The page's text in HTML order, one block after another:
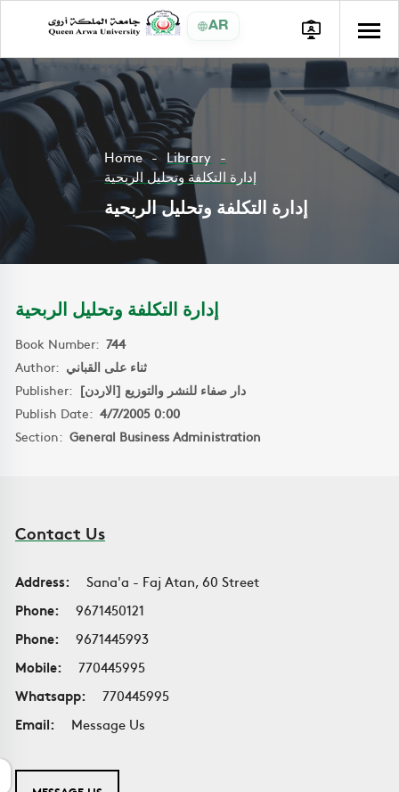
AR
Home
Library
إدارة التكلفة وتحليل الربحية
إدارة التكلفة وتحليل الربحية
إدارة التكلفة وتحليل الربحية
Book Number: 744
Author: ثناء على القباني
Publisher: دار صفاء للنشر والتوزيع [الاردن]
Publish Date: 4/7/2005 0:00
Section: General Business Administration
Contact Us
Address:
Sana'a - Faj Atan, 60 Street
Phone:
9671450121
Phone:
9671445993
Mobile:
770445995
Whatsapp:
770445995
Email:
Message Us